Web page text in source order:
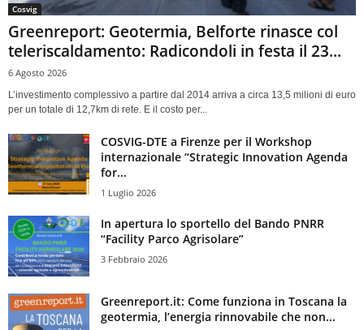
Cosvig
Greenreport: Geotermia, Belforte rinasce col
teleriscaldamento: Radicondoli in festa il 23...
6 Agosto 2026
L’investimento complessivo a partire dal 2014 arriva a circa 13,5 milioni di euro
per un totale di 12,7km di rete. E il costo per...
COSVIG-DTE a Firenze per il Workshop
internazionale “Strategic Innovation Agenda
for...
1 Luglio 2026
In apertura lo sportello del Bando PNRR
“Facility Parco Agrisolare”
3 Febbraio 2026
Greenreport.it: Come funziona in Toscana la
geotermia, l’energia rinnovabile che non...